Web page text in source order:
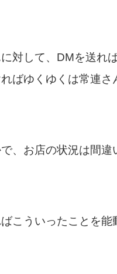
対して、DMを送れ
ばゆくゆくは常連さ
、お店の状況は間違
こういったことを能